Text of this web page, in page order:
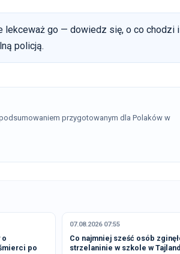
go — dowiedz się, o co chodzi
policją.
przygotowanym dla Polaków w
o
po
07.08.2026 07:55
Co najmniej sześć osób
strzelaninie w szkole w